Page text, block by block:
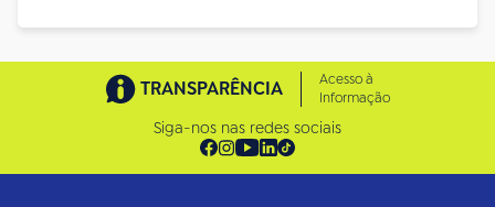
TRANSPARÊNCIA
Acesso à
Informação
Siga-nos nas redes sociais